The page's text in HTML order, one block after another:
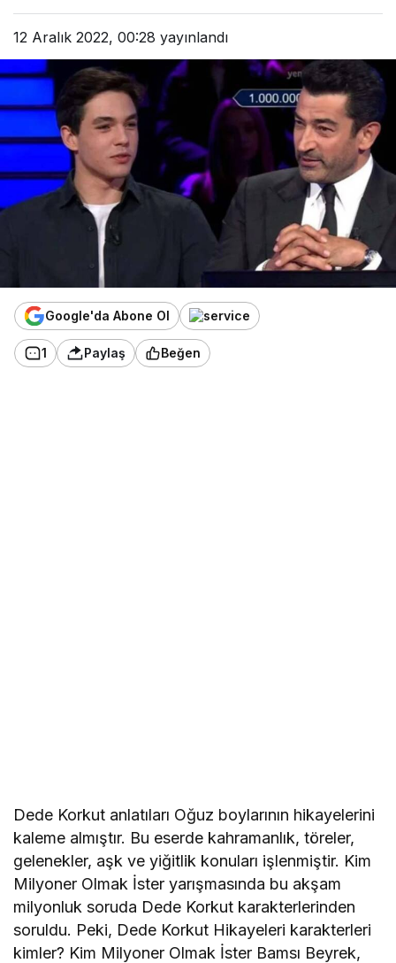
12 Aralık 2022, 00:28 yayınlandı
Google'da Abone Ol
1 Paylaş Beğen
Dede Korkut anlatıları Oğuz boylarının hikayelerini
kaleme almıştır. Bu eserde kahramanlık, töreler,
gelenekler, aşk ve yiğitlik konuları işlenmiştir. Kim
Milyoner Olmak İster yarışmasında bu akşam
milyonluk soruda Dede Korkut karakterlerinden
soruldu. Peki, Dede Korkut Hikayeleri karakterleri
kimler? Kim Milyoner Olmak İster Bamsı Beyrek,